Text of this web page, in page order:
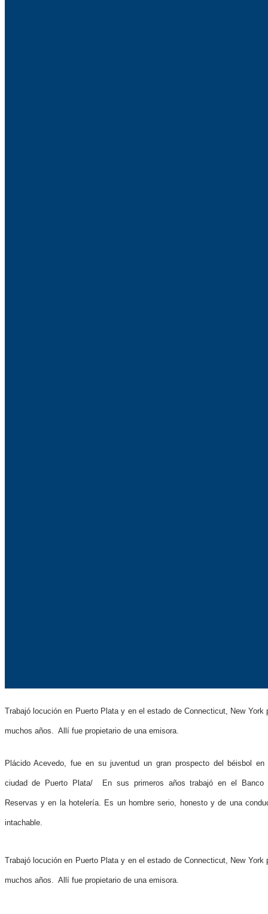
Trabajó locución en Puerto Plata y en el estado de Connecticut, New York
muchos años. Allí fue propietario de una emisora.
Plácido Acevedo, fue en su juventud un gran prospecto del béisbol en
ciudad de Puerto Plata/ En sus primeros años trabajó en el Banco
Reservas y en la hotelería. Es un hombre serio, honesto y de una
intachable.
Trabajó locución en Puerto Plata y en el estado de Connecticut, New York
muchos años. Allí fue propietario de una emisora.